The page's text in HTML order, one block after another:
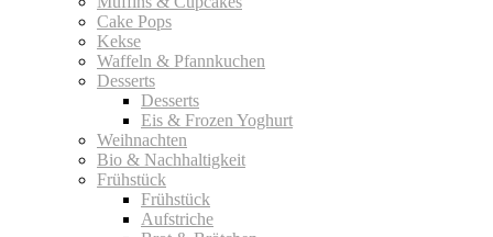
Cake Pops
Kekse
Waffeln & Pfannkuchen
Desserts
Desserts
Eis & Frozen Yoghurt
Weihnachten
Bio & Nachhaltigkeit
Frühstück
Frühstück
Aufstriche